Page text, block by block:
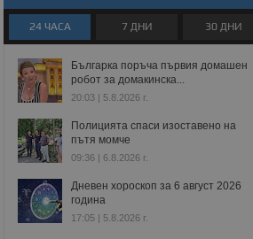
24 ЧАСА 7 ДНИ 30 ДНИ
Българка поръча първия домашен
робот за домакинска...
20:03 | 5.8.2026 г.
Полицията спаси изоставено на
пътя момче
09:36 | 6.8.2026 г.
Дневен хороскоп за 6 август 2026
година
17:05 | 5.8.2026 г.